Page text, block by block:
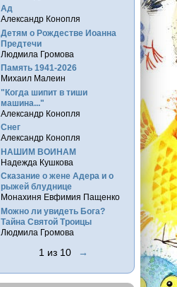
Ад
Александр Конопля
Детям о Рождестве Иоанна
Предтечи
Людмила Громова
Память 1941-2026
Михаил Малеин
"Когда шипит в тиши
машина..."
Александр Конопля
Снег
Александр Конопля
НАШИМ ВОИНАМ
Надежда Кушкова
Сказание о жене Адера и о
рыжей блуднице
Монахиня Евфимия Пащенко
Можно ли увидеть Бога?
Тайна Святой Троицы
Людмила Громова
1 из 10 →